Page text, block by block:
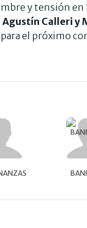
y tensión
Agustín Calleri y
el próximo